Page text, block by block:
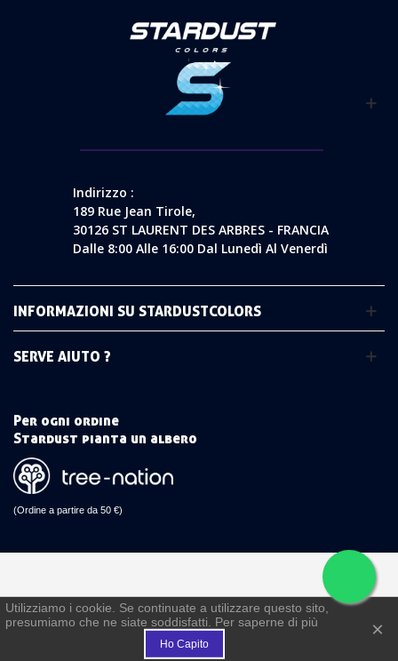
Indirizzo :
189 Rue Jean Tirole,
30126 ST LAURENT DES ARBRES - FRANCIA
Dalle 8:00 Alle 16:00 Dal Lunedì Al Venerdì
INFORMAZIONI SU STARDUSTCOLORS
SERVE AIUTO ?
Per ogni ordine
Stardust pianta un albero
(Ordine a partire da 50 €)
€
Utilizziamo i cookie. Se continuate a utilizzare questo sito,
presumiamo che ne siate soddisfatti. Per saperne di più
Ho Capito
×